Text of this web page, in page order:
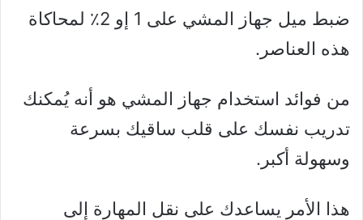
ضبط ميل جهاز المشي على 1 إو 2٪ لمحاكاة
هذه العناصر.
من فوائد استخدام جهاز المشي هو أنه يُمكنك
تدريب نفسك على قلب ساقيك بسرعة
وسهولة أكبر.
هذا الأمر يساعدك على نقل المهارة إلى